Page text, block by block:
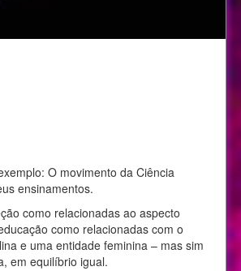
O movimento da Ciência
ensinamentos.
como relacionadas ao aspecto
como relacionadas com o
e uma entidade feminina – mas sim
em equilíbrio igual.